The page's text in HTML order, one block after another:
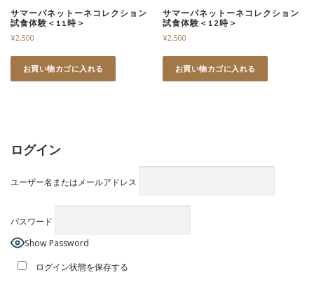
サマーパネットーネコレクション
試食体験＜11時＞
¥2,500
お買い物カゴに入れる
サマーパネットーネコレクション
試食体験＜12時＞
¥2,500
お買い物カゴに入れる
ログイン
ユーザー名またはメールアドレス
パスワード
Show Password
ログイン状態を保存する